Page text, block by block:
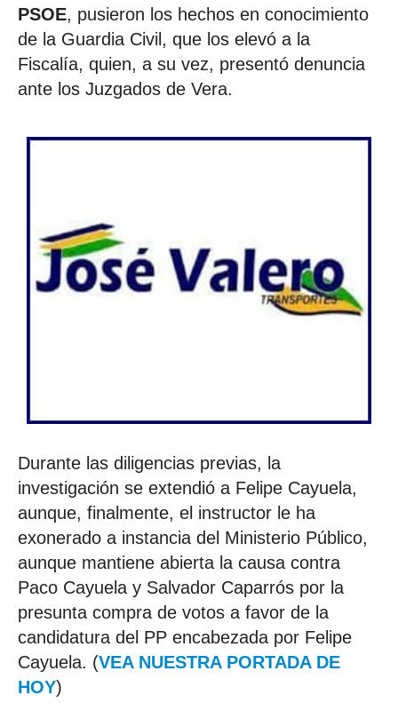
PSOE, pusieron los hechos en conocimiento
de la Guardia Civil, que los elevó a la
Fiscalía, quien, a su vez, presentó denuncia
ante los Juzgados de Vera.
Durante las diligencias previas, la
investigación se extendió a Felipe Cayuela,
aunque, finalmente, el instructor le ha
exonerado a instancia del Ministerio Público,
aunque mantiene abierta la causa contra
Paco Cayuela y Salvador Caparrós por la
presunta compra de votos a favor de la
candidatura del PP encabezada por Felipe
Cayuela. (VEA NUESTRA PORTADA DE
HOY)